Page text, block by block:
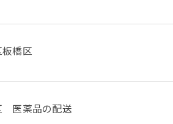
橋区
医薬品の配送